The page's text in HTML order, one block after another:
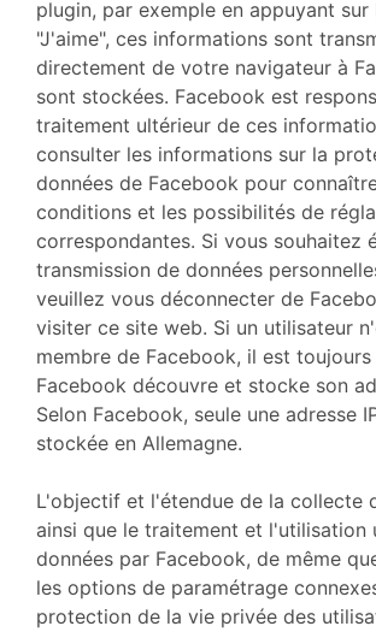
plugin, par exemple en appuyant sur
"J'aime", ces informations sont
directement de votre navigateur à
sont stockées. Facebook est
traitement ultérieur de ces
consulter les informations sur la
données de Facebook pour
conditions et les possibilités de
correspondantes. Si vous souhaitez
transmission de données
veuillez vous déconnecter de
visiter ce site web. Si un utilisateur
membre de Facebook, il est
Facebook découvre et stocke son
Selon Facebook, seule une adresse
stockée en Allemagne.
L'objectif et l'étendue de la collecte
ainsi que le traitement et l'utilisation
données par Facebook, de même
les options de paramétrage
protection de la vie privée des